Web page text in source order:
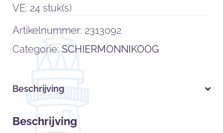
VE: 24 stuk(s)
Artikelnummer: 2313092
Categorie:SCHIERMONNIKOOG
Beschrijving
Beschrijving